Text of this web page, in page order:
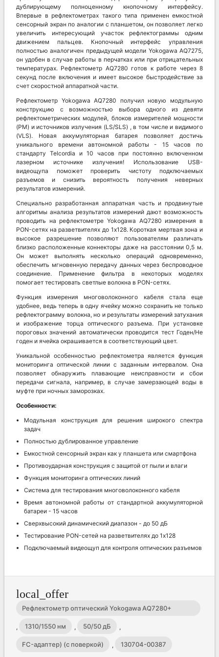
дублирующему полноценному кнопочному интерфейсу.
Впервые в рефлектометрах такого типа применен емкостной
сенсорный экран по аналогии с планшетом, он позволяет легко
увеличить интересующий участок рефлектограммы одним
движением пальцев. Кнопочный интерфейс управления
полностью аналогичен предыдущей модели Yokogawa AQ7275,
он удобен в случае работы в перчатках или при отрицательных
температурах. Рефлектометр AQ7280 готов к работе через 8
секунд после включения и имеет высокое быстродействие за
счет скоростной аппаратной части.
Рефлектометр Yokogawa AQ7280 получил новую модульную
конструкцию с возможностью выбора одного из девяти
рефлектометрических модулей, блоков измерителей мощности
(PM) и источников излучения (LS/SLS) , в том числе и видимого
(VLS). Новая аккумуляторная батарея позволяет достичь
уникального времени автономной работы - 15 часов по
стандарту Telcordia и 10 часов при постоянно включенном
лазерном источнике излучения! Использование USB-
видеощупа поможет проверить чистоту подключаемых
разъемов и снизить вероятность получения неверных
результатов измерений.
Специально разработанная аппаратная часть и продвинутые
алгоритмы анализа результатов измерений дают возможность
проводить на рефлектометре Yokogawa AQ7280 измерения в
PON-сетях на разветвителях до 1х128. Короткая мертвая зона и
высокое разрешение позволяют пользователям различать
близко расположенные коннекторы даже на расстоянии 0,5 м.
Он может выполнять несколько операций одновременно,
обеспечить мгновенную передачу данных через беспроводное
соединение. Применение фильтра в некоторых моделях
помогает тестировать светлые волокна в PON-сетях.
Функция измерения многоволоконного кабеля стала еще
удобнее, ведь теперь в одну ячейку можно сохранить не только
рефлектограмму волокна, но и результаты измерений затухания
и изображение торца оптического разъема. При установке
пороговых значений автоматически проводится тест Годен/Не
годен и ячейка окрашивается в соответствующий цвет.
Уникальной особенностью рефлектометра является функция
мониторинга оптической линии с заданным интервалом. Она
позволяет обнаружить плавающие неисправности и сбои
передачи сигнала, например, в случае замерзающей воды в
муфте при ночных заморозках.
Особенности:
Модульная конструкция для решения широкого спектра
задач
Полностью дублированное управление
Емкостной сенсорный экран как у планшета или смартфона
Противоударная конструкция с защитой от пыли и влаги
Функция мониторинга оптических линий
Система для тестирования многоволоконного кабеля
Время автономной работы от стандартной аккумуляторной
батареи - 15 часов
Сверхвысокий динамический диапазон - до 50 дБ
Тестирование PON-сетей на разветвителях до 1х128
Подключаемый видеощуп для контроля оптических разъемов
local_offer
Рефлектометр оптический Yokogawa AQ7280+
AQ7285A(SM
, 1310/1550 нм , 50/50 дБ ,
FC-адаптер) (с поверкой) , 130704-00387